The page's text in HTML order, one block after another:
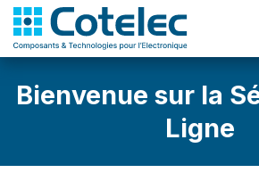
Bienvenue sur la
Ligne